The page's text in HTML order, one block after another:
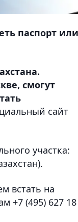
паспорт или
смогут
сайт
участка:
встать на
+7 (495) 627 18